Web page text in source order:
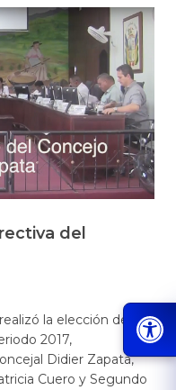
del
la elección de la
2017,
Didier Zapata,
Cuero y Segundo